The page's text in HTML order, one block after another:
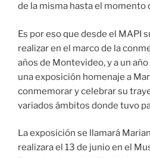
de la misma hasta el momento
Es por eso que desde el MAPI
realizar en el marco de la
años de Montevideo, y a un
una exposición homenaje a
conmemorar y celebrar su
variados ámbitos donde tuvo
La exposición se llamará
realizara el 13 de junio en el